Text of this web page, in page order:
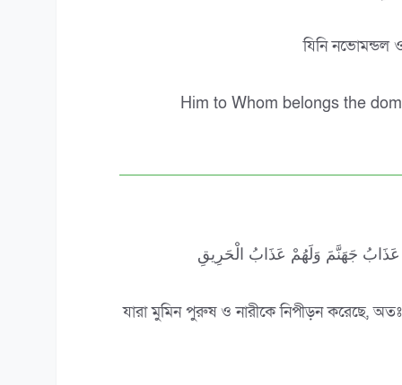
যিনি
Him to Whom belongs the
عَذَابُ جَهَنَّمَ وَلَهُمْ عَذَابُ الْحَرِيقِ
যারা মুমিন পুরুষ ও নারীকে নিপীড়ন করেছে,